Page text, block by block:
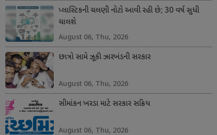
પ્લાસ્ટિકની ચલણી નોટો આવી રહી છે; 30 વર્ષ સુધી
ચાલશે
August 06, Thu, 2026
છાત્રો સામે ઝૂકી ઝારખંડની સરકાર
August 06, Thu, 2026
સીમાંકન ખરડા માટે સરકાર સક્રિય
August 06, Thu, 2026